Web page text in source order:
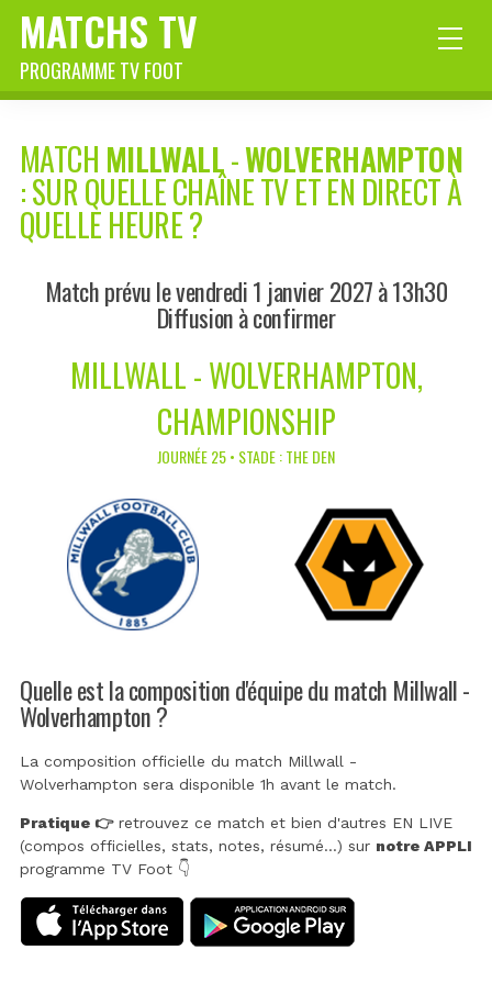
MATCHS TV
PROGRAMME TV FOOT
MATCH MILLWALL-WOLVERHAMPTON
: SUR QUELLE CHAÎNE TV ET EN DIRECT À
QUELLE HEURE ?
Match prévu le vendredi 1 janvier 2027 à 13h30
Diffusion à confirmer
MILLWALL - WOLVERHAMPTON,
CHAMPIONSHIP
JOURNÉE 25 • STADE : THE DEN
Quelle est la composition d'équipe du match Millwall -
Wolverhampton ?
La composition officielle du match Millwall -
Wolverhampton sera disponible 1h avant le match.
Pratique 👉retrouvez ce match et bien d'autres EN LIVE
(compos officielles, stats, notes, résumé...) sur notre APPLI
programme TV Foot 👇